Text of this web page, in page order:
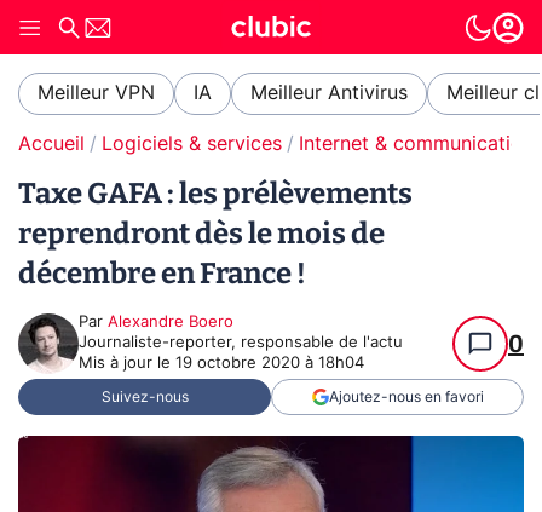
Meilleur VPN IA Meilleur Antivirus Meilleur
Accueil Logiciels & services Internet & communication
Taxe GAFA : les prélèvements
reprendront dès le mois de
décembre en France !
Par Alexandre Boero
Journaliste-reporter, responsable de l'actu
Mis à jour le 19 octobre 2020 à 18h04
0
Suivez-nous Ajoutez-nous en favori